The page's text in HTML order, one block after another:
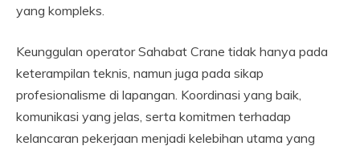
yang kompleks.
Keunggulan operator Sahabat Crane tidak hanya pada
keterampilan teknis, namun juga pada sikap
profesionalisme di lapangan. Koordinasi yang baik,
komunikasi yang jelas, serta komitmen terhadap
kelancaran pekerjaan menjadi kelebihan utama yang